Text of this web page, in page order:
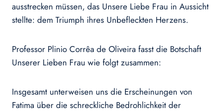
ausstrecken müssen, das Unsere Liebe Frau in Aussicht
stellte: dem Triumph ihres Unbefleckten Herzens.
Professor Plinio Corrêa de Oliveira fasst die Botschaft
Unserer Lieben Frau wie folgt zusammen:
Insgesamt unterweisen uns die Erscheinungen von
Fatima über die schreckliche Bedrohlichkeit der